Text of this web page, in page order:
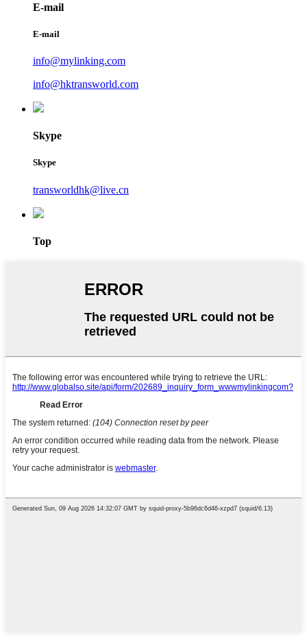
E-mail
E-mail
info@mylinking.com
info@hktransworld.com
Skype
Skype
transworldhk@live.cn
Top